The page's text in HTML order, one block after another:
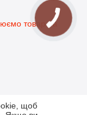
товар на
щоб